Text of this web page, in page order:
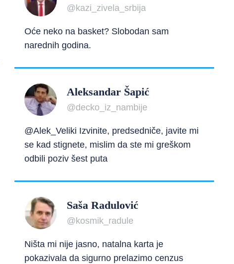
@kazi_zivela_srbija
Oće neko na basket? Slobodan sam
narednih godina.
Aleksandar Šapić
@decko_iz_nambije
@Alek_Veliki Izvinite, predsedniče, javite mi
se kad stignete, mislim da ste mi greškom
odbili poziv šest puta
Saša Radulović
@kosmik_radule
Ništa mi nije jasno, natalna karta je
pokazivala da sigurno prelazimo cenzus